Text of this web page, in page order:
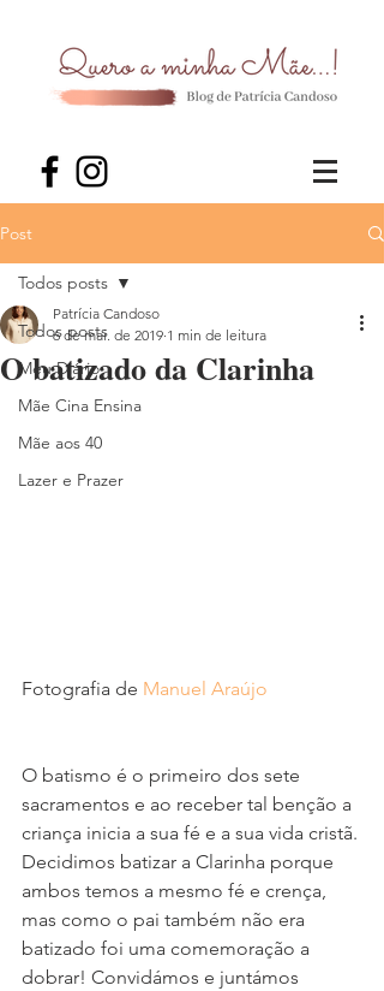
Post
Todos posts
Meu Diário
Mãe Cina Ensina
Mãe aos 40
Lazer e Prazer
Todos posts
O batizado da Clarinha
Patrícia Candoso
6 de mai. de 2019 1 min de leitura
Fotografia de Manuel Araújo
O batismo é o primeiro dos sete
sacramentos e ao receber tal benção a
criança inicia a sua fé e a sua vida cristã.
Decidimos batizar a Clarinha porque
ambos temos a mesmo fé e crença,
mas como o pai também não era
batizado foi uma comemoração a
dobrar! Convidámos e juntámos